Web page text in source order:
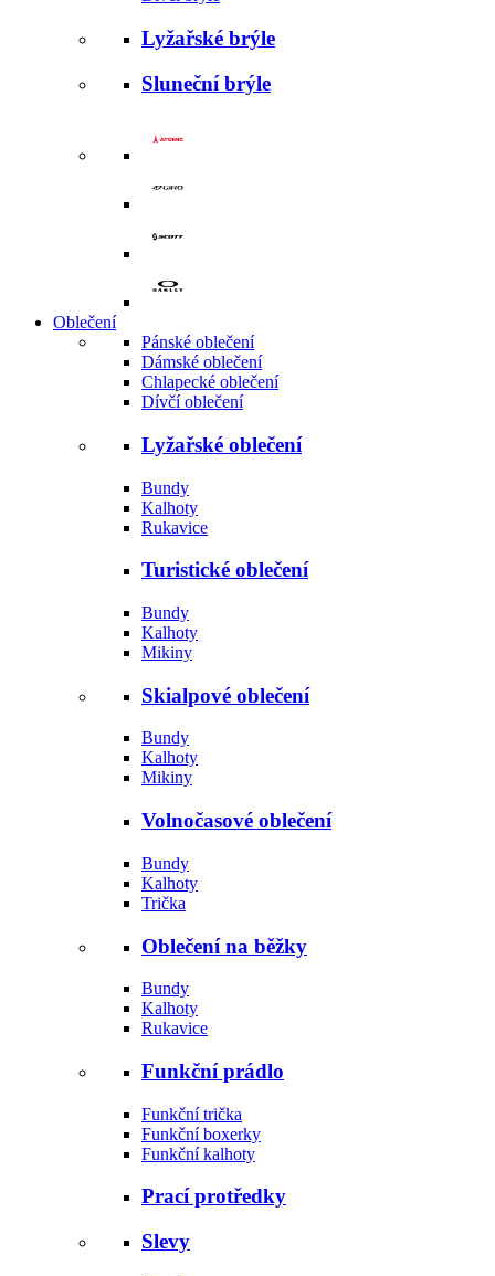
Lyžařské brýle
Sluneční brýle
Oblečení
Pánské oblečení
Dámské oblečení
Chlapecké oblečení
Dívčí oblečení
Lyžařské oblečení
Bundy
Kalhoty
Rukavice
Turistické oblečení
Bundy
Kalhoty
Mikiny
Skialpové oblečení
Bundy
Kalhoty
Mikiny
Volnočasové oblečení
Bundy
Kalhoty
Trička
Oblečení na běžky
Bundy
Kalhoty
Rukavice
Funkční prádlo
Funkční trička
Funkční boxerky
Funkční kalhoty
Prací protředky
Slevy